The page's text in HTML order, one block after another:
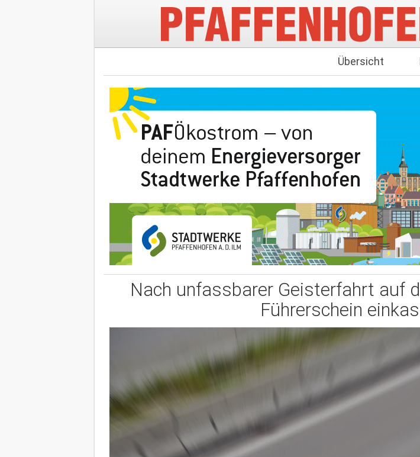
Übersicht
Nach unfassbarer Geisterfahrt auf
Führerschein